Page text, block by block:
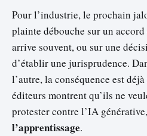
Pour l’industrie, le prochain
plainte débouche sur un
arrive souvent, ou sur une
d’établir une jurisprudence.
l’autre, la conséquence est
éditeurs montrent qu’ils ne
protester contre l’IA
l’apprentissage.